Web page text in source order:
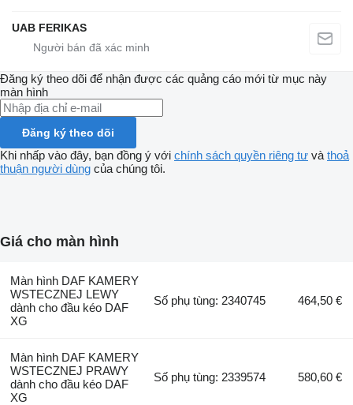
UAB FERIKAS
Đăng ký theo dõi để nhận được các quảng cáo mới từ mục này
màn hình
Đăng ký theo dõi
Khi nhấp vào đây, bạn đồng ý với chính sách quyền riêng tư và thoả
thuận người dùng của chúng tôi.
Giá cho màn hình
Màn hình DAF KAMERY
WSTECZNEJ LEWY
dành cho đầu kéo DAF
XG
Số phụ tùng: 2340745 464,50 €
Màn hình DAF KAMERY
WSTECZNEJ PRAWY
dành cho đầu kéo DAF
XG
Số phụ tùng: 2339574 580,60 €